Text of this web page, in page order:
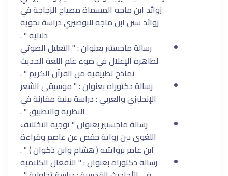
زوائد ابن ماجه المسماة مصباح الزجاجة في
زوائد سنن ابن ماجه للبوصيري دراسة نحوية
دلالية " .
رسالة ماجستير بعنوان : " التعليل الصوتي
لظاهرة الإعلال في ضوء علم اللغة الحديث
نماذج تطبيقية من القرآن الكريم " .
رسالة دكتوراه بعنوان : " موسيقى الشعر
الإنجليزي والعربي : دراسة بينية مقارنة في
النظرية والتطبيق " .
رسالة ماجستير بعنوان " توجيه الاختلاف
اللغوي بين رواية حفص عن عاصم وقراءة
ابن عامر بروايتيه ( هشام وابن ذكوان ) " .
رسالة دكتوراه بعنوان : " الأفعال الكلامية